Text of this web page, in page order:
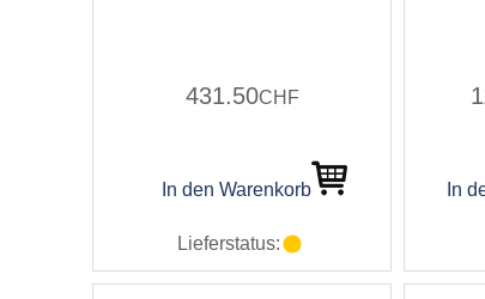
431.50CHF
In den Warenkorb
Lieferstatus:
In